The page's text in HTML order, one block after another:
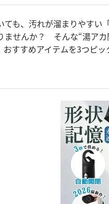
ても、汚れが溜まりやすい
ませんか？ そんな“湯ア
おすすめアイテムを3つピ